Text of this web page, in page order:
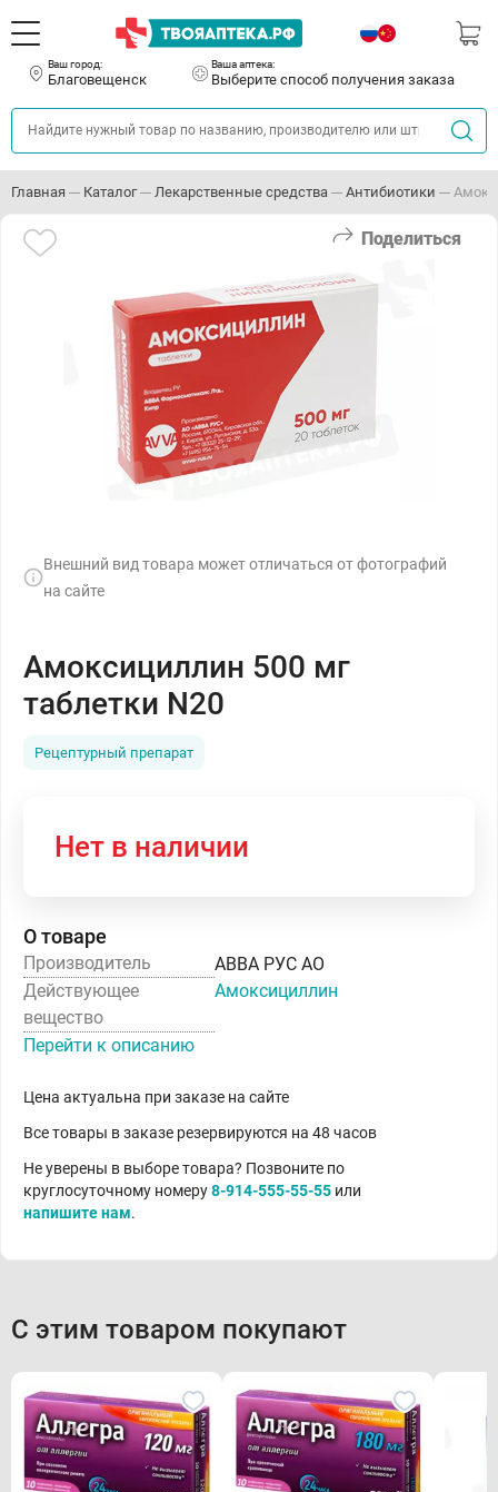
Ваш город:
Благовещенск
Ваша аптека:
Выберите способ получения заказа
Главная Каталог Лекарственные средства Антибиотики
Поделиться
Внешний вид товара может отличаться от фотографий
на сайте
Амоксициллин 500 мг
таблетки N20
Рецептурный препарат
Нет в наличии
О товаре
Производитель
АВВА РУС АО
Действующее
вещество
Амоксициллин
Перейти к описанию
Цена актуальна при заказе на сайте
Все товары в заказе резервируются на 48 часов
Не уверены в выборе товара? Позвоните по
круглосуточному номеру8-914-555-55-55 или
напишите нам.
С этим товаром покупают